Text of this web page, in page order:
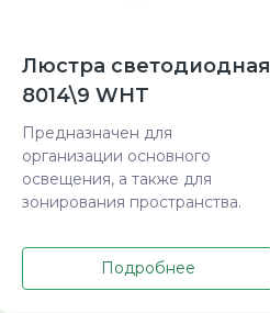
Люстра светодиодная
8014\9 WHT
Предназначен для
организации основного
освещения, а также для
зонирования пространства.
Подробнее